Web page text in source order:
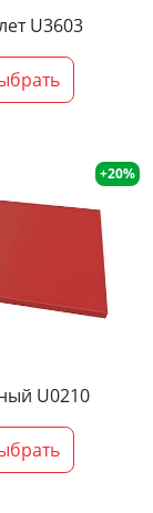
U3603
+20%
U0210